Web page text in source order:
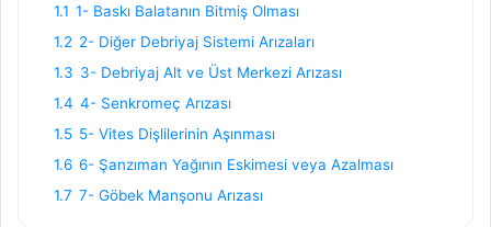
1.1 1- Baskı Balatanın Bitmiş Olması
1.2 2- Diğer Debriyaj Sistemi Arızaları
1.3 3- Debriyaj Alt ve Üst Merkezi Arızası
1.4 4- Senkromeç Arızası
1.5 5- Vites Dişlilerinin Aşınması
1.6 6- Şanzıman Yağının Eskimesi veya Azalması
1.7 7- Göbek Manşonu Arızası